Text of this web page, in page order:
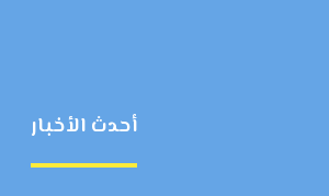
أحدث الأخبار